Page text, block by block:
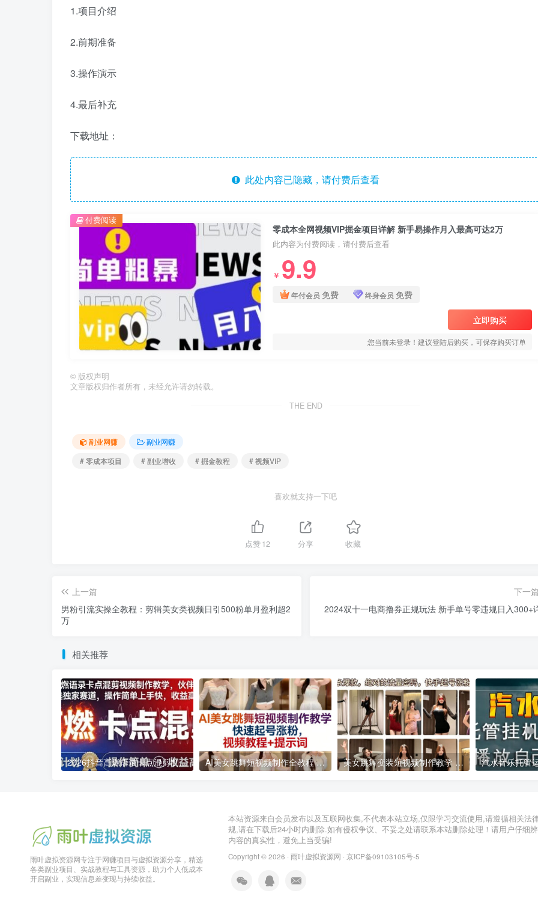
1.项目介绍
2.前期准备
3.操作演示
4.最后补充
下载地址：
此处内容已隐藏，请付费后查看
零成本全网视频VIP掘金项目详解 新手易操作月入最高可达2万
此内容为付费阅读，请付费后查看
￥ 9.9
年付会员 免费 终身会员 免费
立即购买
您当前未登录！建议登陆后购买，可保存购买订单
付费阅读
© 版权声明
文章版权归作者所有，未经允许请勿转载。
THE END
副业网赚
副业网赚
# 零成本项目
# 副业增收 # 掘金教程 # 视频VIP
喜欢就支持一下吧
点赞12 分享 收藏
上一篇
男粉引流实操全教程：剪辑美女类视频日引500粉单月盈利超2
万
下一
2024双十一电商撸券正规玩法 新手单号零违规日入300+
相关推荐
2026抖音高燃语录卡点混剪制作教学 伙伴计划低门槛增收教程 AI美女跳舞短视频制作全教程 附配套提示词助力账号快速起号涨粉 美女跳舞变装短视频制作教学 快手起号涨粉实操指南
雨叶虚拟资源网专注于网赚项目与虚拟资源分享，精选
各类副业项目、实战教程与工具资源，助力个人低成本
开启副业，实现信息差变现与持续收益。
本站资源来自会员发布以及互联网收集,不代表本站立场,仅限学习交流使用,请遵循相关法
规,请在下载后24小时内删除.如有侵权争议、不妥之处请联系本站删除处理！请用户仔细
内容的真实性，避免上当受骗!
Copyright © 2026 · 雨叶虚拟资源网 · 京ICP备09103105号-5